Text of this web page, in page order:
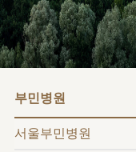
HI
HSS
글로벌
얼라이언스
연혁
조직도
오시는길
언론보도
건강토크
입찰공고
부민병원
40주년
역사관
서울부민병원
부산부민병원
해운대부민병원
프레스티지
라이프케어센터
KOR
ENG
RUS
부민병원
서울부민병원